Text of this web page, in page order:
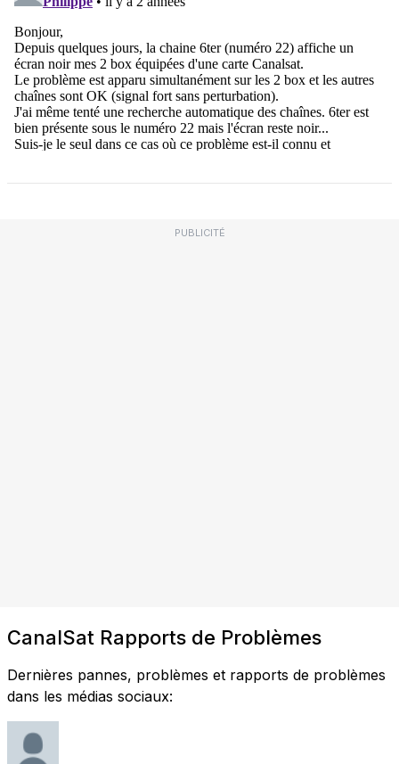
PUBLICITÉ
CanalSat Rapports de Problèmes
Dernières pannes, problèmes et rapports de problèmes
dans les médias sociaux: